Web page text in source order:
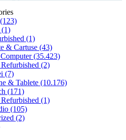
(123)
(1)
(1)
& Cartuse (43)
(35.423)
(2)
(7)
& Tablete (10.176)
(171)
(1)
(105)
(2)